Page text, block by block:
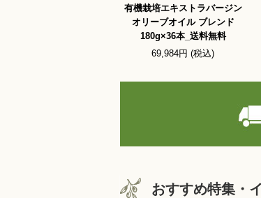
有機栽培エキストラバージン
オリーブオイル ブレンド
180g×36本_送料無料
69,984円 (税込)